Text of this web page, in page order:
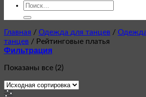
Искать:
Главная / Одежда для танцев /
танцев / Рейтинговые платья
Фильтрация
Показаны все (2)